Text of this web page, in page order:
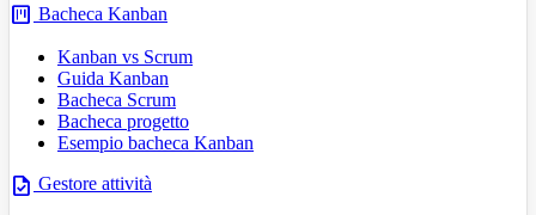
view_kanban Bacheca Kanban
Kanban vs Scrum
Guida Kanban
Bacheca Scrum
Bacheca progetto
Esempio bacheca Kanban
task Gestore attività